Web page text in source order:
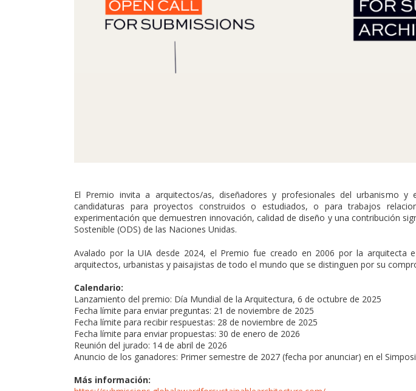
El Premio invita a arquitectos/as, diseñadores y profesionales del urbanismo
candidaturas para proyectos construidos o estudiados, o para trabajos
experimentación que demuestren innovación, calidad de diseño y una contribución
Sostenible (ODS) de las Naciones Unidas.
Avalado por la UIA desde 2024, el Premio fue creado en 2006 por la arquitecta
arquitectos, urbanistas y paisajistas de todo el mundo que se distinguen por su
Calendario:
Lanzamiento del premio: Día Mundial de la Arquitectura, 6 de octubre de 2025
Fecha límite para enviar preguntas: 21 de noviembre de 2025
Fecha límite para recibir respuestas: 28 de noviembre de 2025
Fecha límite para enviar propuestas: 30 de enero de 2026
Reunión del jurado: 14 de abril de 2026
Anuncio de los ganadores: Primer semestre de 2027 (fecha por anunciar) en el
Más información: